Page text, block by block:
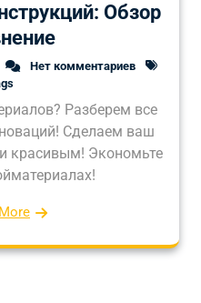
Обзор
Нет комментариев
Разберем все
Сделаем ваш
красивым! Экономьте